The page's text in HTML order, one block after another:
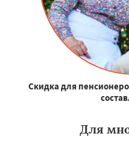
Скидка для
Для